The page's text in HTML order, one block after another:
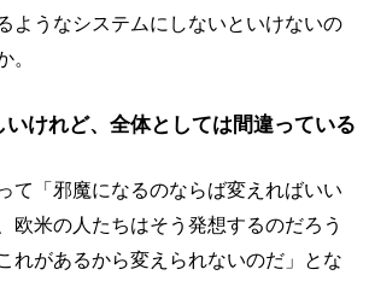
ようなシステムにしないといけないの
。
いけれど、全体としては間違っている
て「邪魔になるのならば変えればいい
欧米の人たちはそう発想するのだろう
れがあるから変えられないのだ」とな